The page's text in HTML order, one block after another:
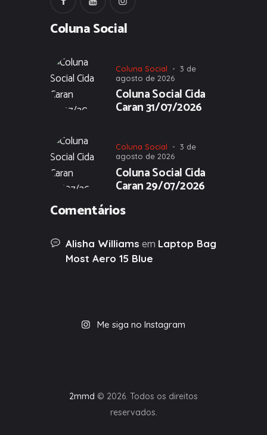
Coluna Social
Coluna Social
3 de
agosto de 2026
Coluna Social Cida
Caran 31/07/2026
Coluna Social
3 de
agosto de 2026
Coluna Social Cida
Caran 29/07/2026
Comentários
Alisha Williams em Laptop Bag
Most Aero 15 Blue
Me siga no Instagram
2mmd © 2026. Todos os direitos
reservados.